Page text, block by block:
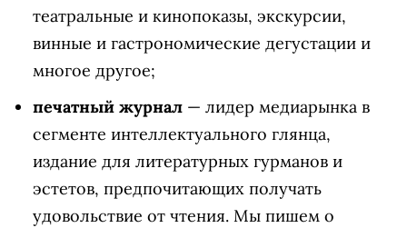
театральные и кинопоказы, экскурсии,
винные и гастрономические дегустации и
многое другое;
печатный журнал — лидер медиарынка в
сегменте интеллектуального глянца,
издание для литературных гурманов и
эстетов, предпочитающих получать
удовольствие от чтения. Мы пишем о